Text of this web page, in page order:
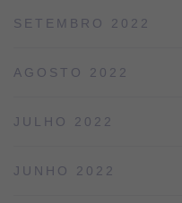
SETEMBRO 2022
AGOSTO 2022
JULHO 2022
JUNHO 2022